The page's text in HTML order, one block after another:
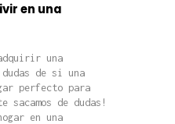
en una
una
de si una
perfecto para
de dudas!
en una